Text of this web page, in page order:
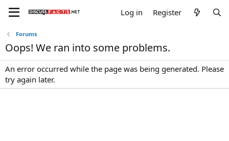
Log in Register
Forums
Oops! We ran into some problems.
An error occurred while the page was being generated. Please
try again later.